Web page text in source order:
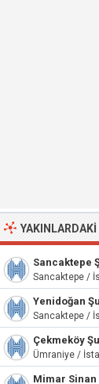
YAKINLARDAKI
Sancaktepe
Sancaktepe /
Yenidoğan
Sancaktepe /
Çekmeköy
Ümraniye /
Mimar Sinan